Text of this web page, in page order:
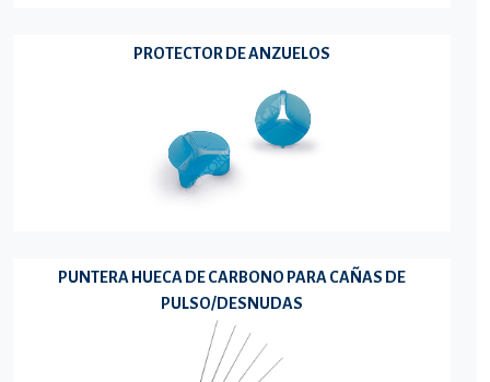
PROTECTOR DE ANZUELOS
PUNTERA HUECA DE CARBONO PARA CAÑAS DE
PULSO/DESNUDAS